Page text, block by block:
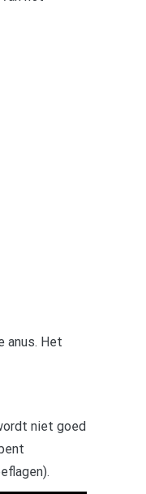
anus. Het
niet goed